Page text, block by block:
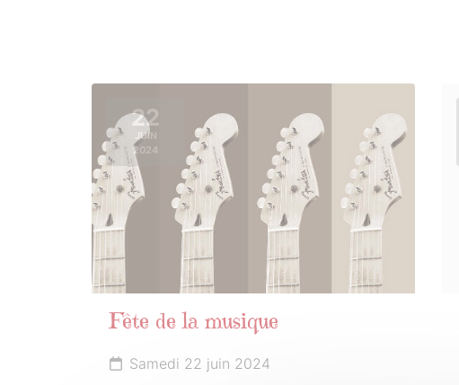
22
JUIN
2024
Fête de la musique
Samedi 22 juin 2024